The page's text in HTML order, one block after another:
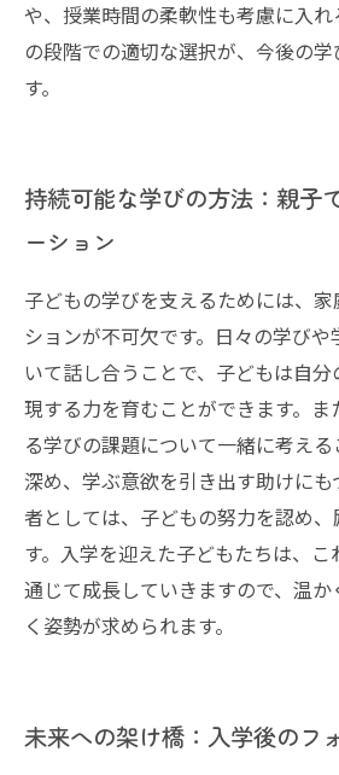
や、授業時間の柔軟性も考慮に入れ
の段階での適切な選択が、今後の
す。
持続可能な学びの方法：親子
ーション
子どもの学びを支えるためには、
ションが不可欠です。日々の学び
いて話し合うことで、子どもは自
現する力を育むことができます。
る学びの課題について一緒に考え
深め、学ぶ意欲を引き出す助けに
者としては、子どもの努力を認め
す。入学を迎えた子どもたちは、
通じて成長していきますので、温か
く姿勢が求められます。
未来への架け橋：入学後のフ